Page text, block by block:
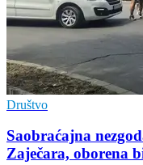
Društvo
Saobraćajna
Zaječara, oborena